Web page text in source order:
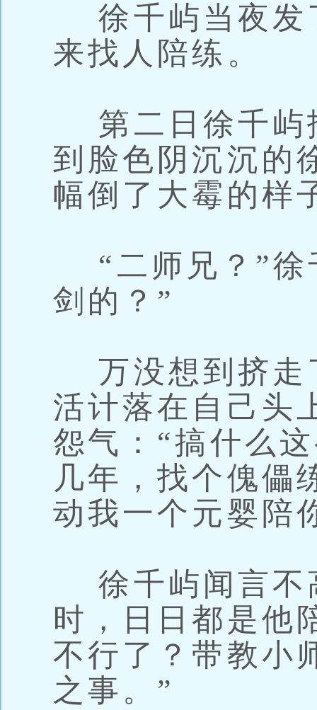
徐千屿当夜发
来找人陪练。
第二日徐千屿
到脸色阴沉沉的
幅倒了大霉的样
“二师兄？”徐
剑的？”
万没想到挤走
活计落在自己头
怨气：“搞什么
几年，找个傀儡
动我一个元婴陪
徐千屿闻言不
时，日日都是他
不行了？带教小
之事。”